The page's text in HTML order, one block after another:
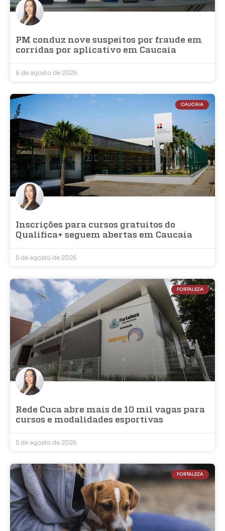
PM conduz nove suspeitos por fraude em
corridas por aplicativo em Caucaia
6 de agosto de 2026
CAUCAIA
Inscrições para cursos gratuitos do
Qualifica+ seguem abertas em Caucaia
5 de agosto de 2026
FORTALEZA
Rede Cuca abre mais de 10 mil vagas para
cursos e modalidades esportivas
5 de agosto de 2026
FORTALEZA